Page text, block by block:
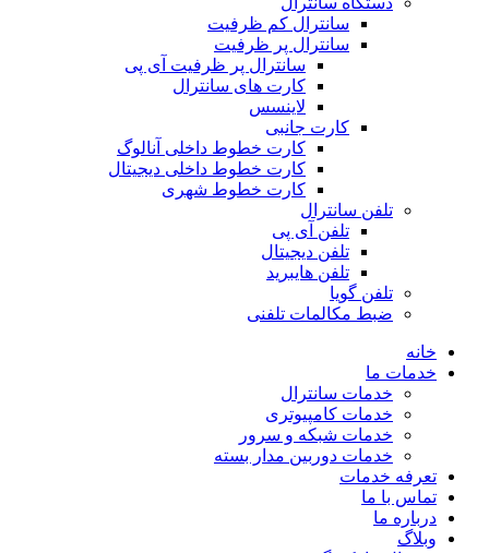
سانترال کم ظرفیت
سانترال پر ظرفیت
سانترال پر ظرفیت آی پی
کارت های سانترال
لاینسس
کارت جانبی
کارت خطوط داخلی آنالوگ
کارت خطوط داخلی دیجیتال
کارت خطوط شهری
تلفن سانترال
تلفن آی پی
تلفن دیجیتال
تلفن هایبرید
تلفن گویا
ضبط مکالمات تلفنی
خانه
خدمات ما
خدمات سانترال
خدمات کامپیوتری
خدمات شبکه و سرور
خدمات دوربین مدار بسته
تعرفه خدمات
تماس با ما
درباره ما
وبلاگ